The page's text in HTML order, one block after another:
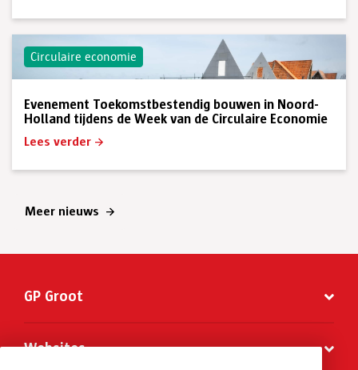
Circulaire economie
Evenement Toekomstbestendig bouwen in Noord-
Holland tijdens de Week van de Circulaire Economie
Lees verder
Meer nieuws
GP Groot
Websites